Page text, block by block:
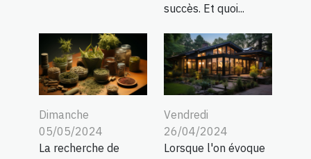
succès. Et quoi...
Dimanche
05/05/2024
La recherche de
Vendredi
26/04/2024
Lorsque l'on évoque